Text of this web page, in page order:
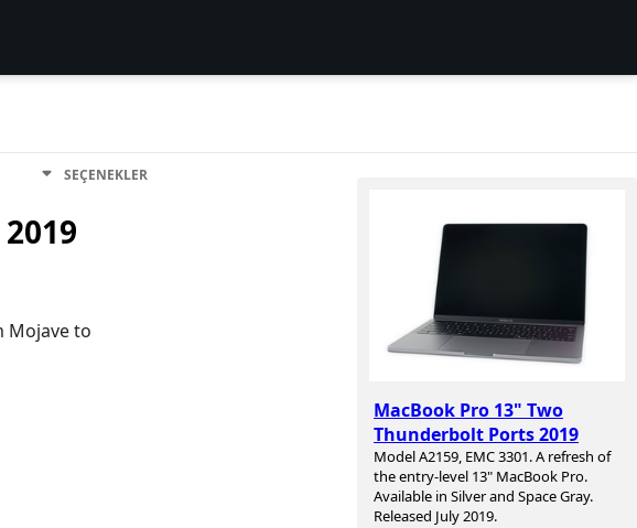
MacBook Pro 13" Two
Thunderbolt Ports 2019
Model A2159, EMC 3301. A refresh of
the entry-level 13" MacBook Pro.
Available in Silver and Space Gray.
Released July 2019.
SEÇENEKLER
2019
Mojave to